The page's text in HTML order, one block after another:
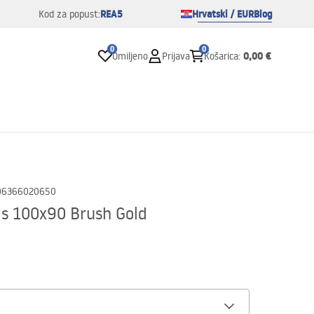
Kod za popust:REA5 Hrvatski / EURBlog
0
Omiljeno Prijava
0
Košarica: 0,00 €
100x90 Brush Gold